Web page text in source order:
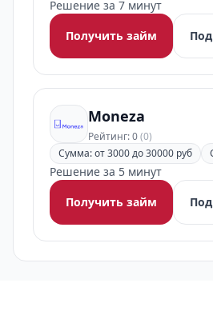
Решение за 7 минут
Получить займ
Moneza
Рейтинг: 0(0)
Сумма: от 3000 до 30000 руб
Решение за 5 минут
Получить займ